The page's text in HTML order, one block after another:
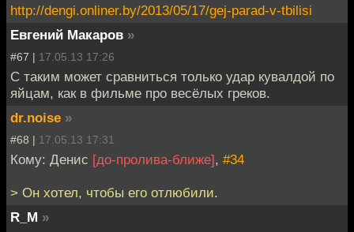
http://dengi.onliner.by/2013/05/17/gej-parad-v-tbilisi
Евгений Макаров »
#67 | 17.05.13 17:26
С таким может сравниться только удар кувалдой по
яйцам, как в фильме про весёлых греков.
dr.noise »
#68 | 17.05.13 17:31
Кому: Денис [до-пролива-ближе], #34
> Он хотел, чтобы его отлюбили.
R_M »